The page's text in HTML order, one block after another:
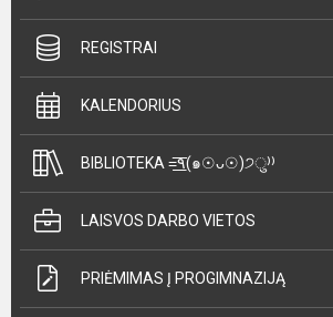
REGISTRAI
KALENDORIUS
BIBLIOTEKA =͟͟͞͞٩(๑☉ᴗ☉)੭ु⁾⁾
LAISVOS DARBO VIETOS
PRIĖMIMAS Į PROGIMNAZIJĄ